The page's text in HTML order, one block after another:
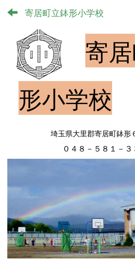
寄居町立鉢形小学校
寄
形小学校
埼玉県大里郡寄居町鉢形
０４８－５８１－３